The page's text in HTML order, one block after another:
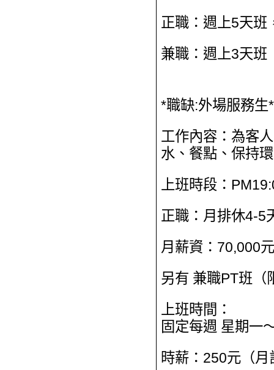
正職：週上5天班
兼職：週上3天班
*職缺:外場服務生*
工作內容：為客
水、餐點、保持
上班時段：
正職：月排休4-5
月薪資：70,000
另有 兼職PT班（
上班時間：
固定每週 星期一
時薪：250元（月